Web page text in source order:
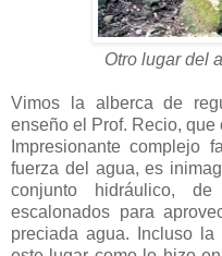
Otro lugar del
Vimos la alberca de
enseño el Prof. Recio,
Impresionante complejo
fuerza del agua, es
conjunto hidráulico,
escalonados para
preciada agua. Incluso